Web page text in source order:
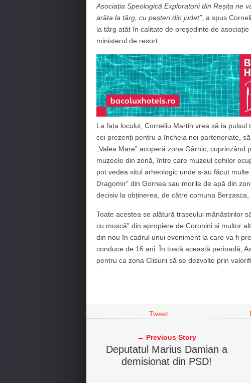
Asociația Speologică Exploratorii din Reșița ne
arăta la târg, cu peșteri din județ” , a spus
la târg atât în calitate de președinte de
ministerul de resort.
La fața locului, Corneliu Martin vrea să ia
cei prezenți pentru a încheia noi parteneriate,
„Valea Mare” acoperă zona Gârnic,
muzeele din zonă, între care muzeul cehilor
pot vedea situl arheologic unde s-au făcut
Dragomir” din Gornea sau morile de apă din
decisiv la obținerea, de către comuna
Toate acestea se alătură traseului mănăstirilor
cu muscă” din apropiere de Coronini și multor
din nou în cadrul unui eveniment la care va fi
conduce de 16 ani. În toată această perioadă,
pentru ca zona Clisurii să se dezvolte prin
Tweet
← Previous Story
Deputatul Marius Damian a
demisionat din PSD!